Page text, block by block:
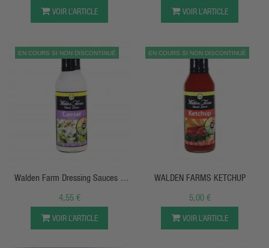
VOIR L’ARTICLE VOIR L’ARTICLE
EN COURS SI NON DISCONTINUÉ
APERÇU RAPIDE
Walden Farm Dressing Sauces À
Salades
4,55 €
VOIR L’ARTICLE
EN COURS SI NON DISCONTINUÉ
APERÇU RAPIDE
WALDEN FARMS KETCHUP
5,00 €
VOIR L’ARTICLE